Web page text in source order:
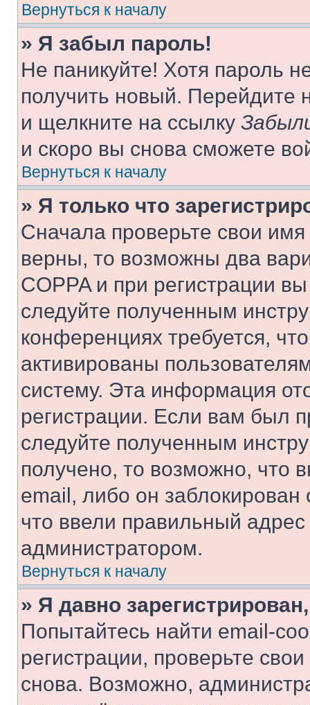
Вернуться к началу
» Я забыл пароль!
Не паникуйте! Хотя пароль
получить новый. Перейдите
и щелкните на ссылку
и скоро вы снова сможете
Вернуться к началу
» Я только что
Сначала проверьте свои
верны, то возможны два
COPPA и при регистрации
следуйте полученным
конференциях требуется,
активированы
систему. Эта информация
регистрации. Если вам был
следуйте полученным
получено, то возможно, что
email, либо он
что ввели правильный адрес
администратором.
Вернуться к началу
» Я давно
Попытайтесь найти email-
регистрации, проверьте
снова. Возможно,